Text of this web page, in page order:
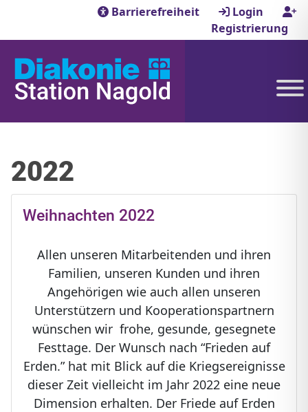
Barrierefreiheit
Login
Registrierung
2022
Weihnachten 2022
Allen unseren Mitarbeitenden und ihren
Familien, unseren Kunden und ihren
Angehörigen wie auch allen unseren
Unterstützern und Kooperationspartnern
wünschen wir frohe, gesunde, gesegnete
Festtage. Der Wunsch nach “Frieden auf
Erden.” hat mit Blick auf die Kriegsereignisse
dieser Zeit vielleicht im Jahr 2022 eine neue
Dimension erhalten. Der Friede auf Erden